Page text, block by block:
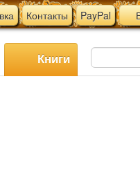
Контакты PayPal
Книги